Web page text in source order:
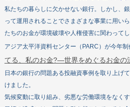
私たちの暮らしに欠かせない銀行。しかし、
って運用されることでさまざまな事業に用い
たちのお金が環境破壊や人権侵害に関わって
アジア太平洋資料センター（PARC）が今年
てる、私のお金?―世界をめぐるお金の
日本の銀行の問題ある投融資事例を取り上げ
けました。
気候変動に取り組み、劣悪な労働環境をなく